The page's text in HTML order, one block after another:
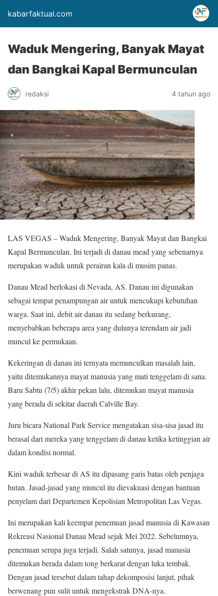
kabarfaktual.com
Waduk Mengering, Banyak Mayat
dan Bangkai Kapal Bermunculan
redaksi 4 tahun ago
LAS VEGAS – Waduk Mengering, Banyak Mayat dan Bangkai
Kapal Bermunculan. Ini terjadi di danau mead yang sebenarnya
merupakan waduk untuk perairan kala di musim panas.
Danau Mead berlokasi di Nevada, AS. Danau ini digunakan
sebagai tempat penampungan air untuk mencukupi kebutuhan
warga. Saat ini, debit air danau itu sedang berkurang,
menyebabkan beberapa area yang dulunya terendam air jadi
muncul ke permukaan.
Kekeringan di danau ini ternyata memunculkan masalah lain,
yaitu ditemukannya mayat manusia yang mati tenggelam di sana.
Baru Sabtu (7/5) akhir pekan lalu, ditemukan mayat manusia
yang berada di sekitar daerah Calville Bay.
Juru bicara National Park Service mengatakan sisa-sisa jasad itu
berasal dari mereka yang tenggelam di danau ketika ketinggian air
dalam kondisi normal.
Kini waduk terbesar di AS itu dipasang garis batas oleh penjaga
hutan. Jasad-jasad yang muncul itu dievakuasi dengan bantuan
penyelam dari Departemen Kepolisian Metropolitan Las Vegas.
Ini merupakan kali keempat penemuan jasad manusia di Kawasan
Rekreasi Nasional Danau Mead sejak Mei 2022. Sebelumnya,
penemuan serupa juga terjadi. Salah satunya, jasad manusia
ditemukan berada dalam tong berkarat dengan luka tembak.
Dengan jasad tersebut dalam tahap dekomposisi lanjut, pihak
berwenang pun sulit untuk mengekstrak DNA-nya.